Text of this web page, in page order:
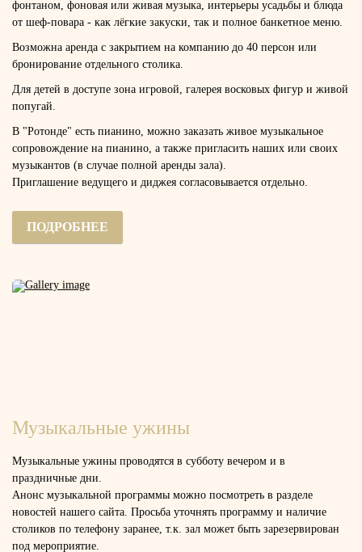
фонтаном, фоновая или живая музыка, интерьеры усадьбы и блюда
от шеф-повара - как лёгкие закуски, так и полное банкетное меню.
Возможна аренда с закрытием на компанию до 40 персон или
бронирование отдельного столика.
Для детей в доступе зона игровой, галерея восковых фигур и живой
попугай.
В "Ротонде" есть пианино, можно заказать живое музыкальное
сопровождение на пианино, а также пригласить наших или своих
музыкантов (в случае полной аренды зала).
Приглашение ведущего и диджея согласовывается отдельно.
ПОДРОБНЕЕ
Музыкальные ужины
Музыкальные ужины проводятся в субботу вечером и в
праздничные дни.
Анонс музыкальной программы можно посмотреть в разделе
новостей нашего сайта. Просьба уточнять программу и наличие
столиков по телефону заранее, т.к. зал может быть зарезервирован
под мероприятие.